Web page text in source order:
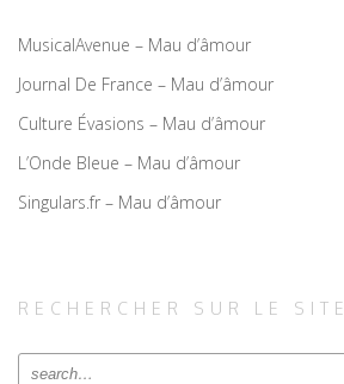
MusicalAvenue – Mau d’âmour
Journal De France – Mau d’âmour
Culture Évasions – Mau d’âmour
L’Onde Bleue – Mau d’âmour
Singulars.fr – Mau d’âmour
RECHERCHER SUR LE SITE